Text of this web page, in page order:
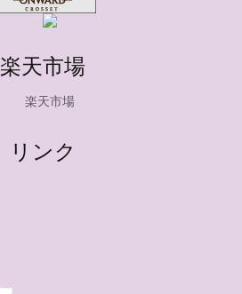
楽天市場
リンク